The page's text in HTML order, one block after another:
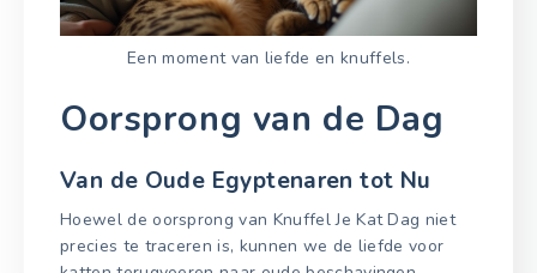
Een moment van liefde en knuffels.
Oorsprong van de Dag
Van de Oude Egyptenaren tot Nu
Hoewel de oorsprong van Knuffel Je Kat Dag niet
precies te traceren is, kunnen we de liefde voor